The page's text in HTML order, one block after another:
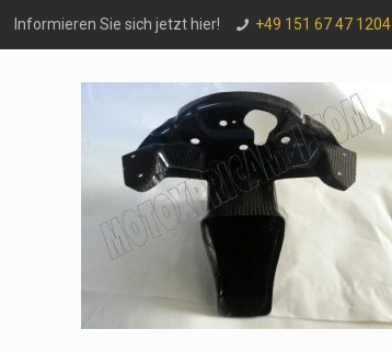
Informieren Sie sich jetzt hier! +49 151 67 47 1204